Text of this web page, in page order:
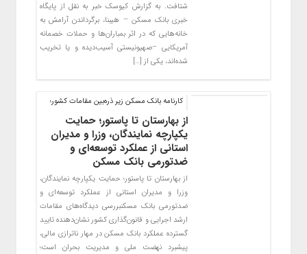
شتافت. به گزارش کیوسک خبر به نقل از پایگاه
خبری بانک مسکن – هیبنا، برگرداندن آرامش به
خانه‌هایی که در اثر بمباران‌ها و حملات خصمانه
آمریکایی –صهیونیستی آسیب‌دیده و یا تخریب
شده‌اند، یکی از […]
کارنامه بانک مسکن زیر ذره‌بین مقامات کشور؛
از بهارستان تا پاستور؛ حمایت
یکپارچه نمایندگان، وزرا و مدیران
استانی از عملکرد توسعه‌ای و
ضدتورمی بانک مسکن
از بهارستان تا پاستور؛ حمایت یکپارچه نمایندگان،
وزرا و مدیران استانی از عملکرد توسعه‌ای و
ضدتورمی بانک مسکنبررسی دیدگاه‌های مقامات
ارشد اجرایی و قانون‌گذاری کشور نشان‌دهنده تایید
گسترده عملکرد بانک مسکن در مهار ناترازی مالی،
پیشبرد نهضت ملی و مدیریت بحران است؛